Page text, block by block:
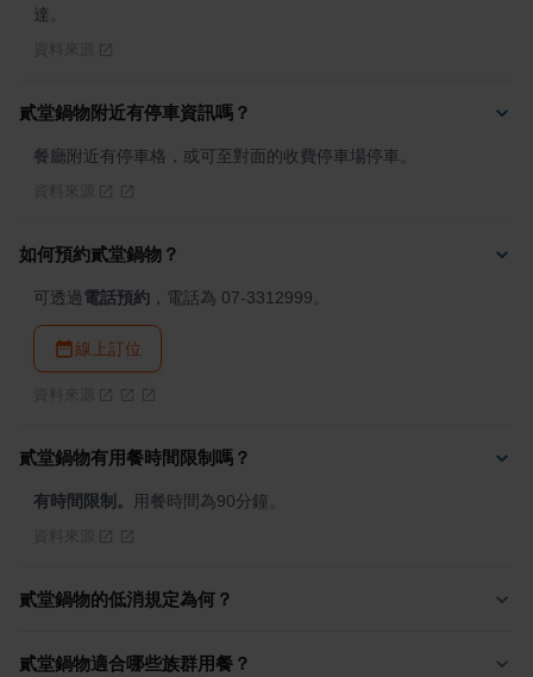
達。
貳堂鍋物附近有停車資訊嗎？
餐廳附近有停車格，或可至對面的收費停車場停車。
如何預約貳堂鍋物？
可透過電話預約 ，電話為 07-3312999。
線上訂位
貳堂鍋物有用餐時間限制嗎？
有時間限制。 用餐時間為90分鐘。
貳堂鍋物的低消規定為何？
貳堂鍋物適合哪些族群用餐？